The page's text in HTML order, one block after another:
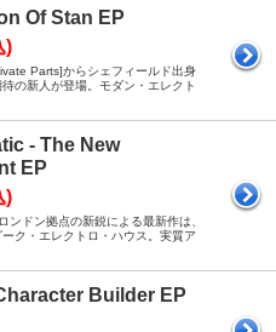
Of Stan EP
)
Parts]からシェフィールド出身
の新人が登場。モダン・エレクト
- The New
EP
)
ンドン拠点の新鋭による最新作は、
ク・エレクトロ・ハウス。実質ア
Builder EP